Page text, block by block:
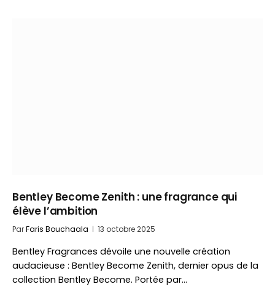
Bentley Become Zenith : une fragrance qui
élève l’ambition
ParFaris Bouchaala 13 octobre 2025
Bentley Fragrances dévoile une nouvelle création
audacieuse : Bentley Become Zenith, dernier opus de la
collection Bentley Become. Portée par…